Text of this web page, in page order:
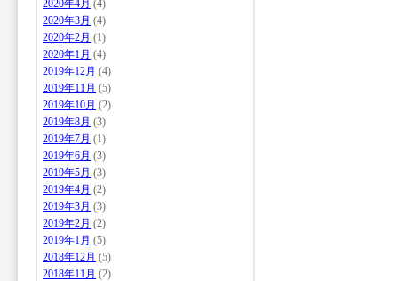
2020年4月 (4)
2020年3月 (4)
2020年2月 (1)
2020年1月 (4)
2019年12月 (4)
2019年11月 (5)
2019年10月 (2)
2019年8月 (3)
2019年7月 (1)
2019年6月 (3)
2019年5月 (3)
2019年4月 (2)
2019年3月 (3)
2019年2月 (2)
2019年1月 (5)
2018年12月 (5)
2018年11月 (2)